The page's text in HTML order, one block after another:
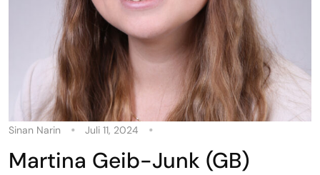
Sinan Narin Juli 11, 2024
Martina Geib-Junk (GB)